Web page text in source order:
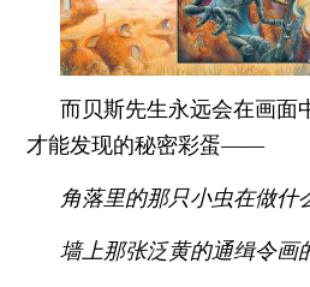
而贝斯先生永远会在画面
才能发现的秘密彩蛋——
角落里的那只小虫在做什
墙上那张泛黄的通缉令画